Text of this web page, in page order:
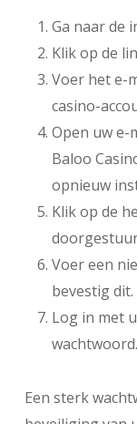
Ga naar de
Klik op de
Voer het e-
casino-
Open uw e-
Baloo
opnieuw
Klik op de
Voer een
bevestig dit.
Log in met
wachtwoord.
Een sterk